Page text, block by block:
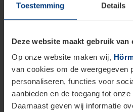
Toestemming Details
Deze website maakt gebruik van
Op onze website maken wij,
van cookies om de weergegeven
personaliseren, functies voor
aanbieden en de toegang tot
Daarnaast geven wij informatie